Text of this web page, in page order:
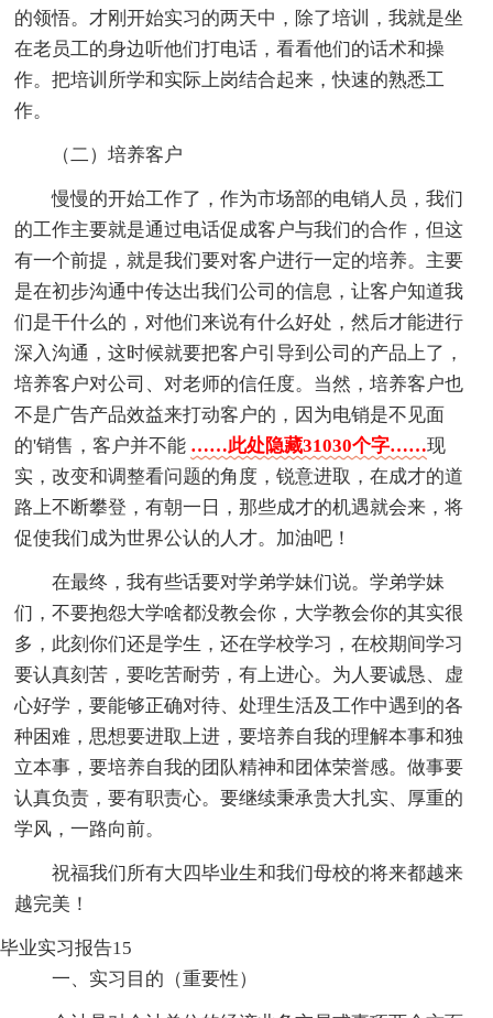
的领悟。才刚开始实习的两天中，除了培训，我就是坐
在老员工的身边听他们打电话，看看他们的话术和操
作。把培训所学和实际上岗结合起来，快速的熟悉工
作。
（二）培养客户
慢慢的开始工作了，作为市场部的电销人员，我们
的工作主要就是通过电话促成客户与我们的合作，但这
有一个前提，就是我们要对客户进行一定的培养。主要
是在初步沟通中传达出我们公司的信息，让客户知道我
们是干什么的，对他们来说有什么好处，然后才能进行
深入沟通，这时候就要把客户引导到公司的产品上了，
培养客户对公司、对老师的信任度。当然，培养客户也
不是广告产品效益来打动客户的，因为电销是不见面
的'销售，客户并不能 ……此处隐藏31030个字……现
实，改变和调整看问题的角度，锐意进取，在成才的道
路上不断攀登，有朝一日，那些成才的机遇就会来，将
促使我们成为世界公认的人才。加油吧！
在最终，我有些话要对学弟学妹们说。学弟学妹
们，不要抱怨大学啥都没教会你，大学教会你的其实很
多，此刻你们还是学生，还在学校学习，在校期间学习
要认真刻苦，要吃苦耐劳，有上进心。为人要诚恳、虚
心好学，要能够正确对待、处理生活及工作中遇到的各
种困难，思想要进取上进，要培养自我的理解本事和独
立本事，要培养自我的团队精神和团体荣誉感。做事要
认真负责，要有职责心。要继续秉承贵大扎实、厚重的
学风，一路向前。
祝福我们所有大四毕业生和我们母校的将来都越来
越完美！
毕业实习报告15
一、实习目的（重要性）